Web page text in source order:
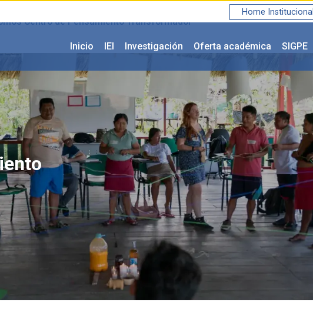
Home Institucional
Inicio IEI Investigación Oferta académica SIGPE
Centro de Pensamiento Transformador